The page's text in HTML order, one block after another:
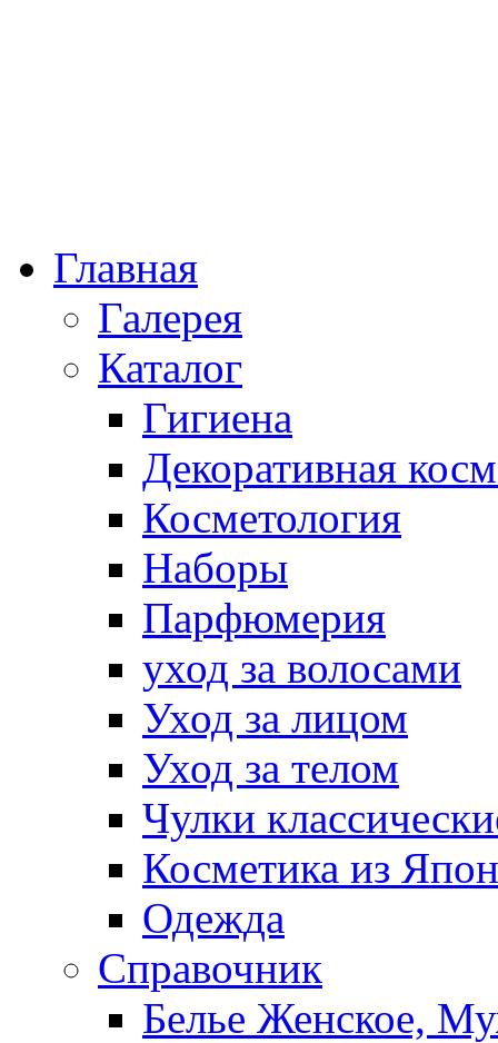
Главная
Галерея
Каталог
Гигиена
Декоративная
Косметология
Наборы
Парфюмерия
уход за волосами
Уход за лицом
Уход за телом
Чулки
Косметика из
Одежда
Справочник
Белье Женское,